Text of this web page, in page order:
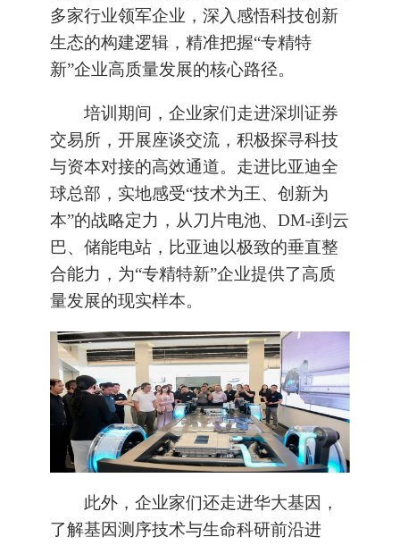
多家行业领军企业，深入感悟科技创新
生态的构建逻辑，精准把握“专精特
新”企业高质量发展的核心路径。
培训期间，企业家们走进深圳证券
交易所，开展座谈交流，积极探寻科技
与资本对接的高效通道。走进比亚迪全
球总部，实地感受“技术为王、创新为
本”的战略定力，从刀片电池、DM-i到云
巴、储能电站，比亚迪以极致的垂直整
合能力，为“专精特新”企业提供了高质
量发展的现实样本。
此外，企业家们还走进华大基因，
了解基因测序技术与生命科研前沿进